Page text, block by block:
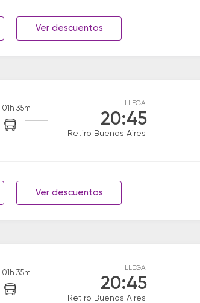
Ver descuentos
01h 35m
LLEGA
20:45
Retiro Buenos Aires
Ver descuentos
01h 35m
LLEGA
20:45
Retiro Buenos Aires